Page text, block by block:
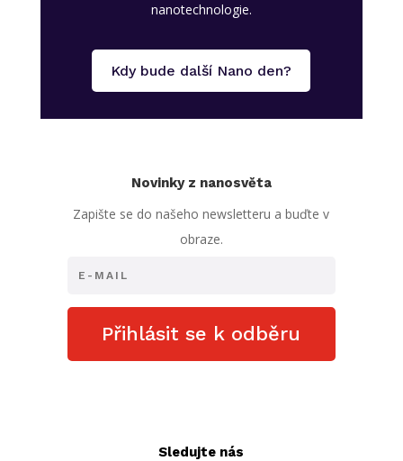
nanotechnologie.
Kdy bude další Nano den?
Novinky z nanosvěta
Zapište se do našeho newsletteru a buďte v
obraze.
Přihlásit se k odběru
Sledujte nás